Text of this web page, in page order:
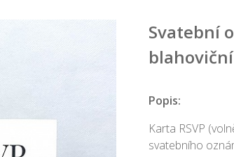
Svatební
Popis:
Karta RSVP
svatebního